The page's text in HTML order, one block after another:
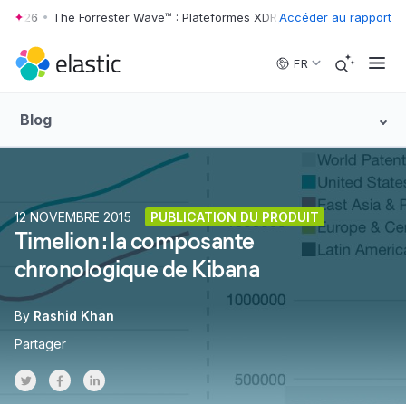
Skip to main content
• The Forrester Wave™ : Plateformes XDR, T2 2026 •
Accéder au rapport
FR
Blog
12 NOVEMBRE 2015 PUBLICATION DU PRODUIT
Timelion : la composante
chronologique de Kibana
By Rashid Khan
Partager
Share on Twitter
Share on Facebook
Share on LinkedInr